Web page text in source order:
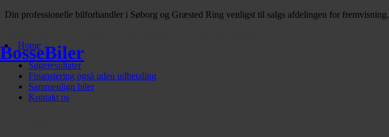
BosseBiler
Din professionelle bilforhandler i Søborg og Græsted Ring venligst til salgs afdelingen for fremvisning.
Home
Søgeresultater
Finansiering også uden udbetaling
Sammenlign biler
Kontakt os